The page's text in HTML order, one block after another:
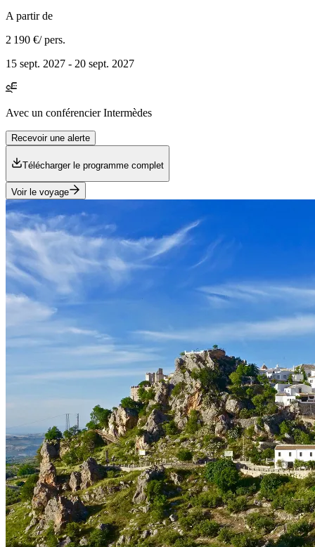
A partir de
2 190 €/ pers.
15 sept. 2027 - 20 sept. 2027
Avec un conférencier Intermèdes
Recevoir une alerte
Télécharger le programme complet
Voir le voyage